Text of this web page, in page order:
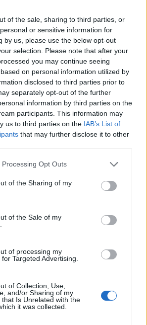
of the sale, sharing to third parties, or
or sensitive information for
by us, please use the below opt-out
selection. Please note that after your
you may continue seeing
on personal information utilized by
disclosed to third parties prior to
separately opt-out of the further
information by third parties on the
participants. This information may
us to third parties on the IAB’s List of
that may further disclose it to other
website/app uses one or more Google
or usage behaviour. You may click to
to Google and its third-party tags to
specified purposes in below Google
Opt Outs
of the Sharing of my
of the Sale of my
of processing my
Targeted Advertising.
of Collection, Use,
and/or Sharing of my
that Is Unrelated with the
it was collected.
υποδομής θα ενισχύσει τη
ως ενεργειακό κόμβο για τη
Ευρώπη, με τη γεωπολιτική
σημαντικά,
υπόψη το νέο ενεργειακό
σταδιακά,
του Κάθετου
αποσκοπεί στην ανάπτυξη
φυσικού αερίου για τα
φαίνεται να προωθεί
αερίου, τόσο με την
τη Σερβία. Οι νέες αυτές
στη χώρα πρόσβαση σε
μειώνοντας παράλληλα την
πηγή προμήθειας,
γεωπολιτικές πιέσεις και